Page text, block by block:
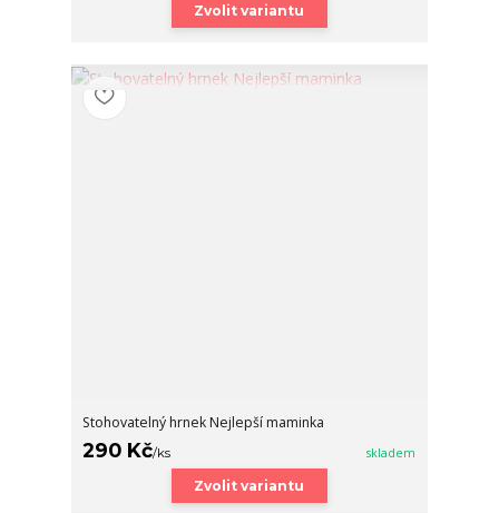
Zvolit variantu
Stohovatelný hrnek Nejlepší maminka
290 Kč/ks skladem
Zvolit variantu